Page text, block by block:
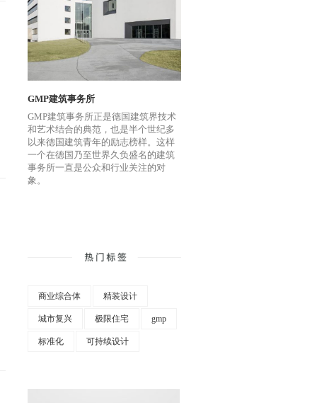
GMP建筑事务所
GMP建筑事务所正是德国建筑界技术
和艺术结合的典范，也是半个世纪多
以来德国建筑青年的励志榜样。这样
一个在德国乃至世界久负盛名的建筑
事务所一直是公众和行业关注的对
象。
商业综合体 精装设计
城市复兴 极限住宅 gmp
标准化 可持续设计